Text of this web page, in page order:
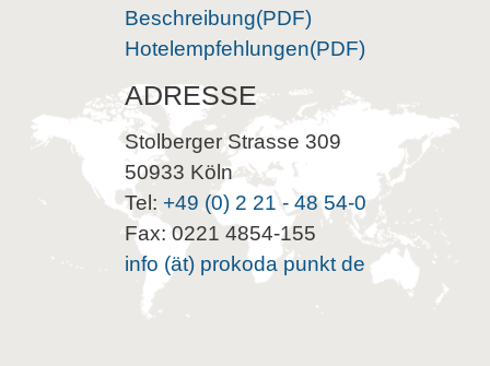
Beschreibung(PDF)
Hotelempfehlungen(PDF)
ADRESSE
Stolberger Strasse 309
50933 Köln
Tel: +49 (0) 2 21 - 48 54-0
Fax: 0221 4854-155
info (ät) prokoda punkt de